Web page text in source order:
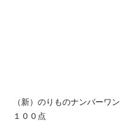
（新）のりものナンバーワン
１００点